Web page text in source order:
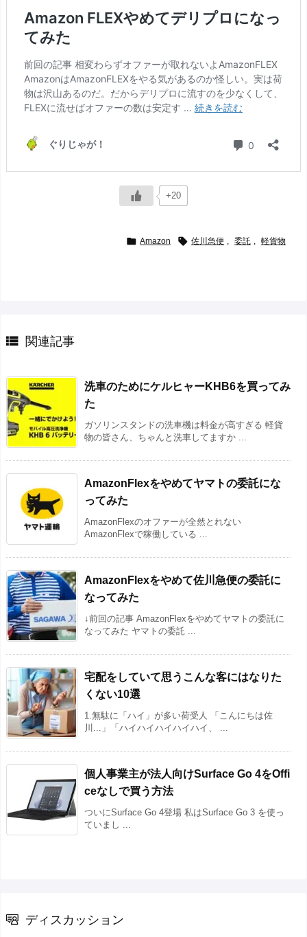
+20
 Amazon  佐川急便 , 委託 , 軽貨物
 関連記事
洗車のためにケルヒャーKHB6を買ってみ
た
ガソリンスタンドの洗車機は料金が高すぎる 軽貨
物の皆さん、ちゃんと洗車してますか ...
AmazonFlexをやめてヤマトの委託にな
ってみた
AmazonFlexのオファーが全然とれない
AmazonFlexで稼働している ...
AmazonFlexをやめて佐川急便の委託に
なってみた
↓前回の記事 AmazonFlexをやめてヤマトの委託に
なってみた ヤマトの委託 ...
宅配をしていて思うこんな客にはなりた
くない10選
1.無駄に「ハイ」が多い荷受人 「こんにちは佐
川...」「ハイハイハイハイハイ、 ...
個人事業主が法人向けSurface Go 4をOffi
ceなしで買う方法
ついにSurface Go 4登場 私はSurface Go 3 を使っ
ていまし ...
ディスカッション